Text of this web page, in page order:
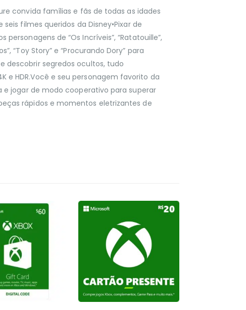
convida famílias e fãs de todas as idades
filmes queridos da Disney•Pixar de
de “Os Incríveis”, “Ratatouille”,
“Toy Story” e “Procurando Dory” para
descobrir segredos ocultos, tudo
e HDR.Você e seu personagem favorito da
e jogar de modo cooperativo para superar
rápidos e momentos eletrizantes de